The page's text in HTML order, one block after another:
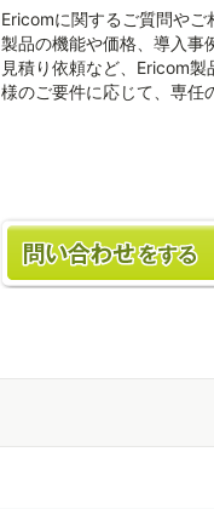
Ericomに関するご質問やご
製品の機能や価格、導入事
見積り依頼など、Ericom
様のご要件に応じて、専任